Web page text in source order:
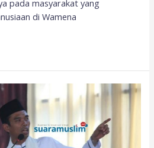
pada masyarakat yang
di Wamena